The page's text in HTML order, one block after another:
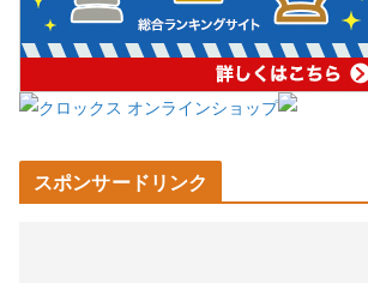
スポンサードリンク